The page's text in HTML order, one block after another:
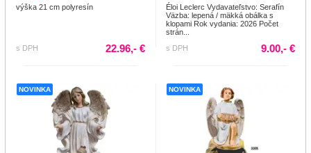
výška 21 cm polyresín
s DPH 22.96,- €
Éloi Leclerc Vydavateľstvo: Serafín
Väzba: lepená / mäkká obálka s
klopami Rok vydania: 2026 Počet
strán...
s DPH
9.00,- €
NOVINKA NOVINKA